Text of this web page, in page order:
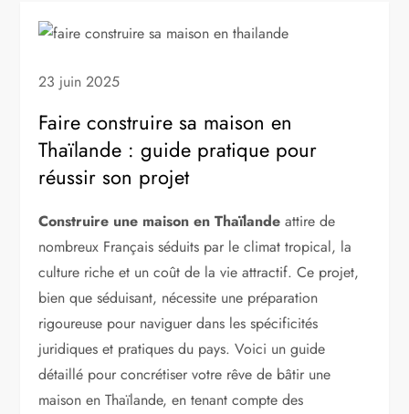
23 juin 2025
Faire construire sa maison en
Thaïlande : guide pratique pour
réussir son projet
Construire une maison en Thaïlande attire de
nombreux Français séduits par le climat tropical, la
culture riche et un coût de la vie attractif. Ce projet,
bien que séduisant, nécessite une préparation
rigoureuse pour naviguer dans les spécificités
juridiques et pratiques du pays. Voici un guide
détaillé pour concrétiser votre rêve de bâtir une
maison en Thaïlande, en tenant compte des